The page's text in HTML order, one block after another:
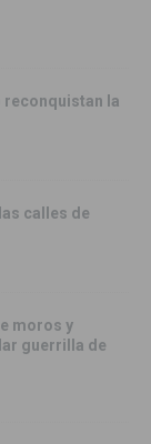
reconquistan la
calles de
moros y
guerrilla de